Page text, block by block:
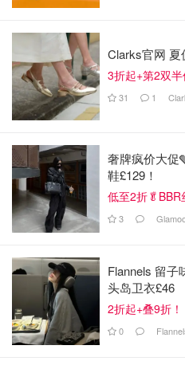
地都在这
想吃妹妹
英国冬季
签圣诞新
如果你喜欢我们的文章记得
以加小编服务号（
扣和攻略内容~
来源：Birminghamnews
Clarks官网 夏
3折起+第2双半
31 1
奢牌疯价大促
鞋£129！
低至2折🥬BBR
3
Flannels 留
头岛卫衣£46
2折起+叠9折！
0